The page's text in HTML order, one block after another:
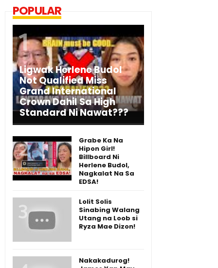
POPULAR
Ligwak Herlene Budol
Not Qualified Miss
Grand International
Crown Dahil Sa High
Standard Ni Nawat???
Grabe Ka Na
Hipon Girl!
Billboard Ni
Herlene Budol,
Nagkalat Na Sa
EDSA!
Lolit Solis
Sinabing Walang
Utang na Loob si
Ryza Mae Dizon!
Nakakadurog!